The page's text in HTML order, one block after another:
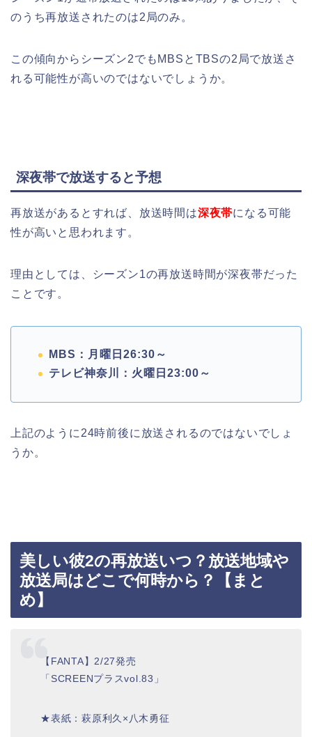
のうち再放送されたのは2局のみ。
この傾向からシーズン2でもMBSとTBSの2局で放送さ
れる可能性が高いのではないでしょうか。
深夜帯で放送すると予想
再放送があるとすれば、放送時間は深夜帯になる可能
性が高いと思われます。
理由としては、シーズン1の再放送時間が深夜帯だった
ことです。
MBS：月曜日26:30～
テレビ神奈川：火曜日23:00～
上記のように24時前後に放送されるのではないでしょ
うか。
美しい彼2の再放送いつ？放送地域や
放送局はどこで何時から？【まと
め】
【FANTA】2/27発売
「SCREENプラスvol.83」
★表紙：萩原利久×八木勇征